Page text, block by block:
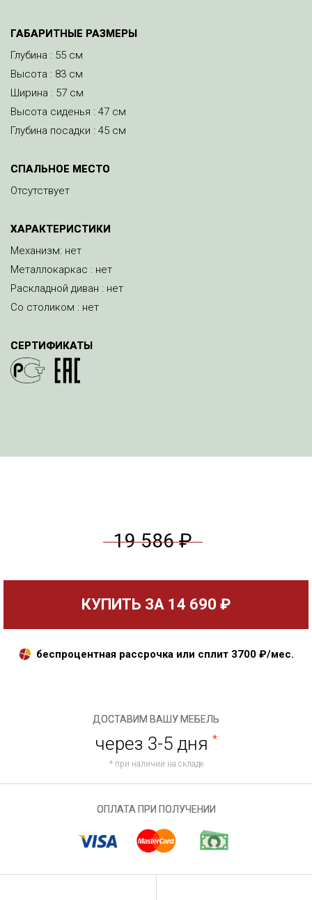
ГАБАРИТНЫЕ РАЗМЕРЫ
Глубина : 55 см
Высота : 83 см
Ширина : 57 см
Высота сиденья : 47 см
Глубина посадки : 45 см
СПАЛЬНОЕ МЕСТО
Отсутствует
ХАРАКТЕРИСТИКИ
Механизм: нет
Металлокаркас : нет
Раскладной диван : нет
Со столиком : нет
СЕРТИФИКАТЫ
19 586 ₽
КУПИТЬ ЗА 14 690 ₽
беспроцентная рассрочка или сплит 3700 ₽/мес.
ДОСТАВИМ ВАШУ МЕБЕЛЬ
через 3-5 дня *
* при наличии на складе
ОПЛАТА ПРИ ПОЛУЧЕНИИ